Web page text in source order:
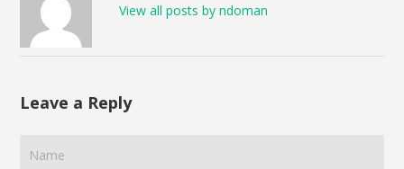
View all posts by ndoman
Leave a Reply